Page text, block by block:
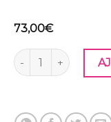
73,00€
quantité de